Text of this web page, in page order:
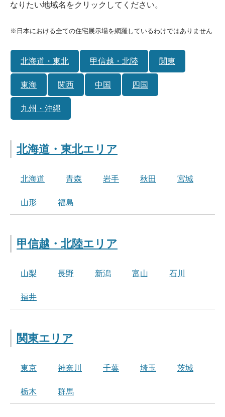
なりたい地域名をクリックしてください。
※日本における全ての住宅展示場を網羅しているわけではありません
北海道・東北 甲信越・北陸 関東
東海 関西 中国 四国
九州・沖縄
北海道・東北エリア
北海道 青森 岩手 秋田 宮城
山形 福島
甲信越・北陸エリア
山梨 長野 新潟 富山 石川
福井
関東エリア
東京 神奈川 千葉 埼玉 茨城
栃木 群馬